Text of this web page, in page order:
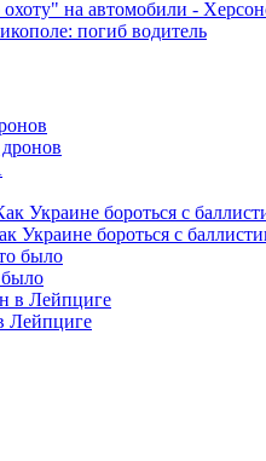
на автомобили -
погиб водитель
Украине бороться с
было
Лейпциге